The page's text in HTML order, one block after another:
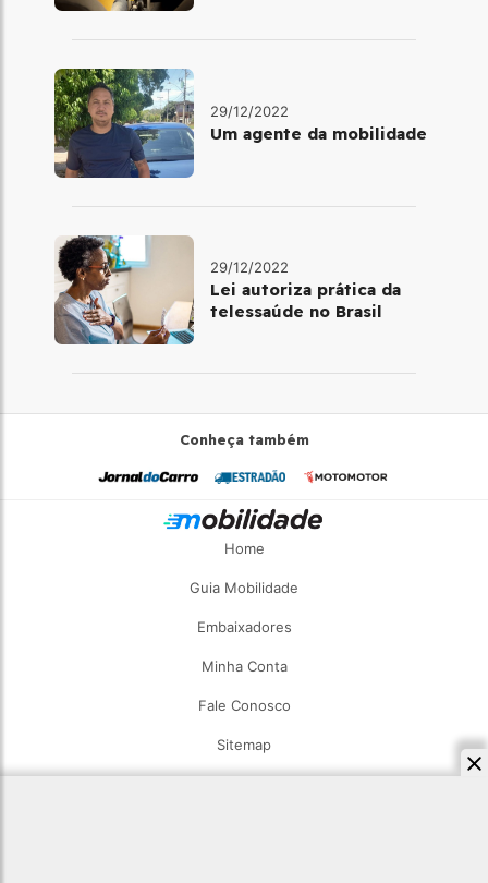
29/12/2022
Um agente da mobilidade
29/12/2022
Lei autoriza prática da
telessaúde no Brasil
Conheça também
Home
Guia Mobilidade
Embaixadores
Minha Conta
Fale Conosco
Sitemap